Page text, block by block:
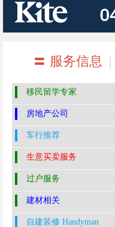
〓 服务信息 |
移民留学专家
房地产公司
车行推荐
生意买卖服务
过户服务
建材相关
自建装修 Handyman